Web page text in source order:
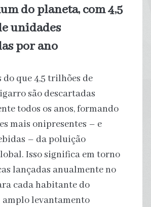
média
global
do planeta, com 4,5
unidades
por ano
do que 4,5 trilhões de
são descartadas
todos os anos, formando
mais onipresentes – e
– da poluição
Isso significa em torno
lançadas anualmente no
cada habitante do
amplo levantamento